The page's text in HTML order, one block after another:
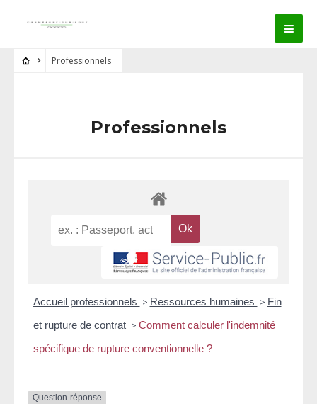
Professionnels
Professionnels
Accueil professionnels > Ressources humaines > Fin
et rupture de contrat > Comment calculer l'indemnité
spécifique de rupture conventionnelle ?
Question-réponse